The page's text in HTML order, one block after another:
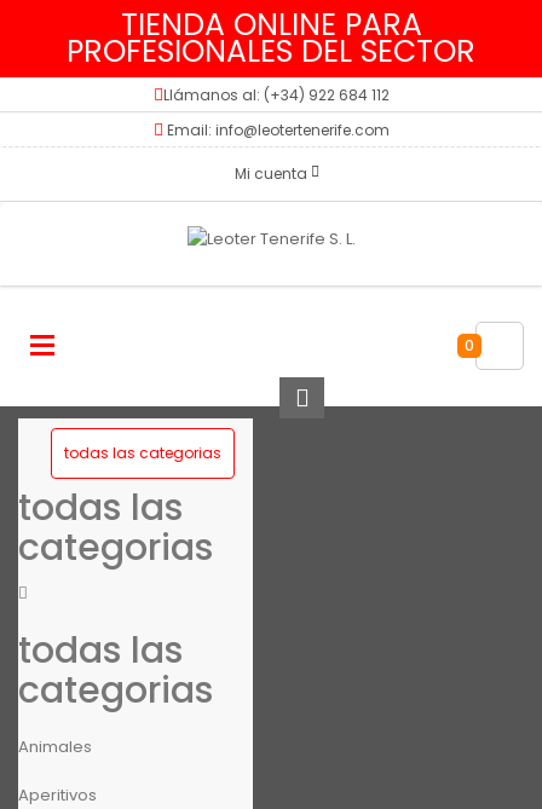
TIENDA ONLINE PARA
PROFESIONALES DEL SECTOR
Llámanos al: (+34) 922 684 112
Email: info@leotertenerife.com
Mi cuenta
0
todas las categorias
todas las
categorias
todas las
categorias
Animales
Aperitivos